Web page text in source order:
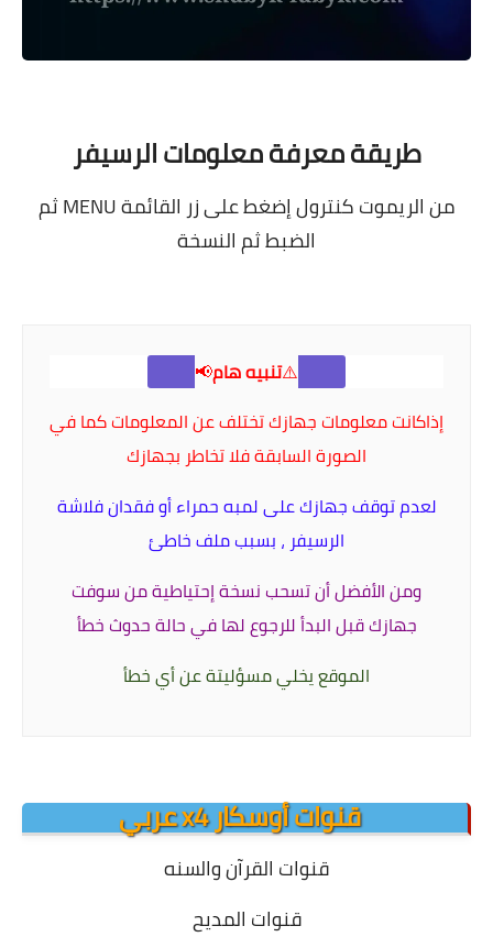
طريقة معرفة معلومات الرسيفر
من الريموت كنترول إضغط على زر القائمة MENU ثم
الضبط ثم النسخة
⚠️تنبيه هام📢
إذاكانتمعلومات جهازكتختلف عن المعلومات كما في
الصورة السابقة فلا تخاطر بجهازك
لعدم توقف جهازك على لمبه حمراء أو فقدان فلاشة
الرسيفر ، بسبب ملف خاطئ
ومن الأفضل أن تسحب نسخة إحتياطية من سوفت
جهازك قبل البدأللرجوع لها في حالة حدوث خطأ
الموقع يخلي مسؤليتة عن أي خطأ
قنوات أوسكار x4 عربي
قنوات القرآن والسنه
قنوات المديح